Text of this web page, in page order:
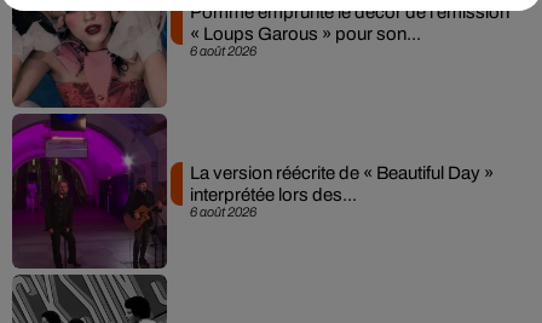
6 août 2026
Pomme emprunte le décor de l’émission
« Loups Garous » pour son...
6 août 2026
La version réécrite de « Beautiful Day »
interprétée lors des...